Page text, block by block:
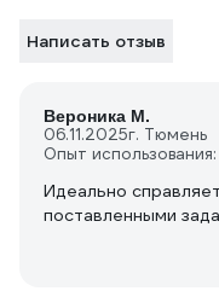
Написать отзыв
Вероника М.
06.11.2025г. Тюмень
Опыт
Идеально
поставленными